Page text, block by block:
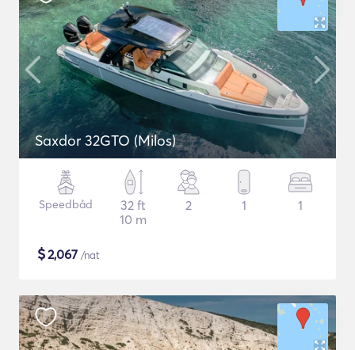
Saxdor 32GTO (Milos)
Speedbåd
32 ft
10 m
2 1 1
$2,067 /nat